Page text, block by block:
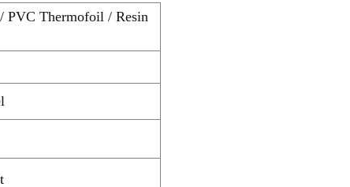
PVC Thermofoil / Resin